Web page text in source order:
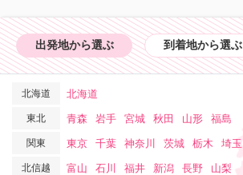
出発地から選ぶ 到着地から選ぶ
北海道 北海道
東北 青森 岩手 宮城 秋田 山形 福島
関東 東京 千葉 神奈川 茨城 栃木 埼玉
北信越 富山 石川 福井 新潟 長野 山梨